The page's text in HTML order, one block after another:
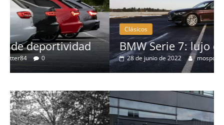
Clásicos
BMW Serie 7: lujo desde 1977
28 de junio de 2022 mospotter84 0